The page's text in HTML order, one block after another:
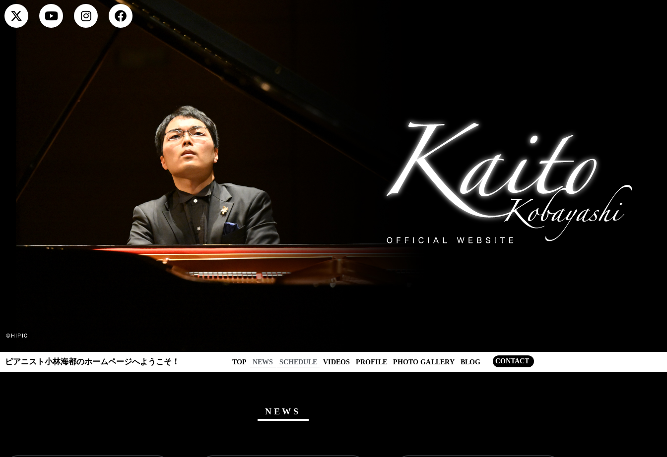
©HIPIC
ピアニスト小林海都のホームページへようこそ！ TOP NEWS SCHEDULE VIDEOS PROFILE PHOTO GALLERY BLOG CONTACT
NEWS